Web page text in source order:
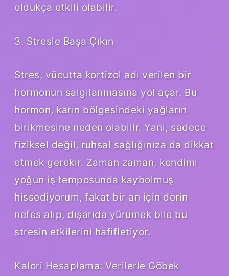
oldukça etkili olabilir.
3. Stresle Başa Çıkın
Stres, vücutta kortizol adı verilen bir
hormonun salgılanmasına yol açar. Bu
hormon, karın bölgesindeki yağların
birikmesine neden olabilir. Yani, sadece
fiziksel değil, ruhsal sağlığınıza da dikkat
etmek gerekir. Zaman zaman, kendimi
yoğun iş temposunda kaybolmuş
hissediyorum, fakat bir an için derin
nefes alıp, dışarıda yürümek bile bu
stresin etkilerini hafifletiyor.
Kalori Hesaplama: Verilerle Göbek